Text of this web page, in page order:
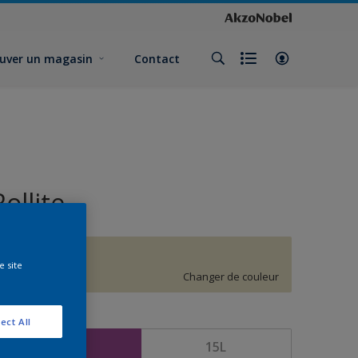
un magasin Contact
Changer de couleur
15L
site
All